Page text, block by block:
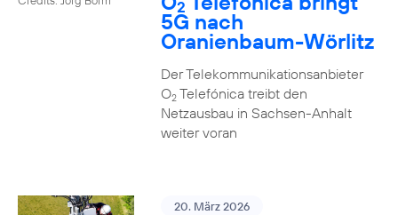
2
5G nach
Oranienbaum-Wörlitz
Der Telekommunikationsanbieter
O2Telefónica treibt den
Netzausbau in Sachsen-Anhalt
weiter voran
20. März 2026